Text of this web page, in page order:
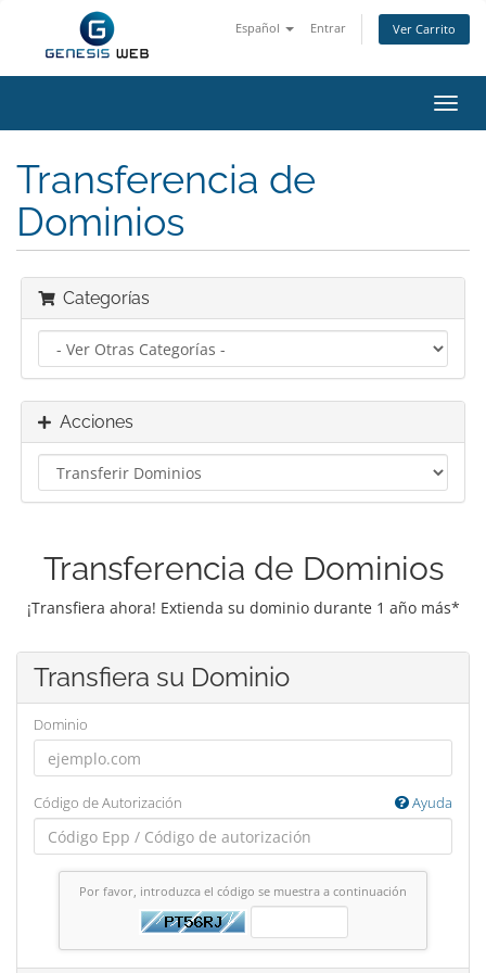
Español Entrar Ver Carrito
Transferencia de
Dominios
Categorías
Acciones
Transferencia de Dominios
¡Transfiera ahora! Extienda su dominio durante 1 año más*
Transfiera su Dominio
Dominio
Código de Autorización Ayuda
Por favor, introduzca el código se muestra a continuación